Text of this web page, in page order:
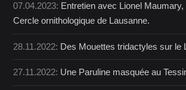
07.04.2023: Entretien avec Lionel
Cercle ornithologique de Lausanne.
28.11.2022: Des Mouettes tridactyles sur le
27.11.2022: Une Paruline masquée au